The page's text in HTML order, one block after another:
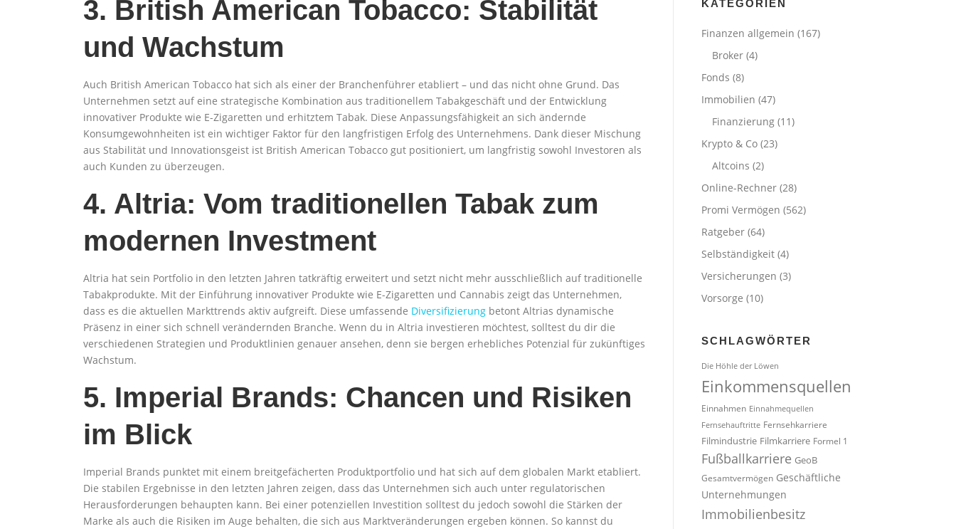
3. British American Tobacco: Stabilität
und Wachstum
Auch British American Tobacco hat sich als einer der Branchenführer etabliert – und das nicht ohne Grund. Das
Unternehmen setzt auf eine strategische Kombination aus traditionellem Tabakgeschäft und der Entwicklung
innovativer Produkte wie E-Zigaretten und erhitztem Tabak. Diese Anpassungsfähigkeit an sich ändernde
Konsumgewohnheiten ist ein wichtiger Faktor für den langfristigen Erfolg des Unternehmens. Dank dieser Mischung
aus Stabilität und Innovationsgeist ist British American Tobacco gut positioniert, um langfristig sowohl Investoren als
auch Kunden zu überzeugen.
4. Altria: Vom traditionellen Tabak zum
modernen Investment
Altria hat sein Portfolio in den letzten Jahren tatkräftig erweitert und setzt nicht mehr ausschließlich auf traditionelle
Tabakprodukte. Mit der Einführung innovativer Produkte wie E-Zigaretten und Cannabis zeigt das Unternehmen,
dass es die aktuellen Markttrends aktiv aufgreift. Diese umfassende Diversifizierung betont Altrias dynamische
Präsenz in einer sich schnell verändernden Branche. Wenn du in Altria investieren möchtest, solltest du dir die
verschiedenen Strategien und Produktlinien genauer ansehen, denn sie bergen erhebliches Potenzial für zukünftiges
Wachstum.
5. Imperial Brands: Chancen und Risiken
im Blick
Imperial Brands punktet mit einem breitgefächerten Produktportfolio und hat sich auf dem globalen Markt etabliert.
Die stabilen Ergebnisse in den letzten Jahren zeigen, dass das Unternehmen sich auch unter regulatorischen
Herausforderungen behaupten kann. Bei einer potenziellen Investition solltest du jedoch sowohl die Stärken der
Marke als auch die Risiken im Auge behalten, die sich aus Marktveränderungen ergeben können. So kannst du
KATEGORIEN
Finanzen allgemein (167)
Broker (4)
Fonds (8)
Immobilien (47)
Finanzierung (11)
Krypto & Co (23)
Altcoins (2)
Online-Rechner (28)
Promi Vermögen (562)
Ratgeber (64)
Selbständigkeit (4)
Versicherungen (3)
Vorsorge (10)
SCHLAGWÖRTER
Die Höhle der Löwen
Einkommensquellen
Einnahmen Einnahmequellen
Fernsehauftritte Fernsehkarriere
Filmindustrie Filmkarriere Formel 1
Fußballkarriere GeoB
Gesamtvermögen Geschäftliche
Unternehmungen
Immobilienbesitz